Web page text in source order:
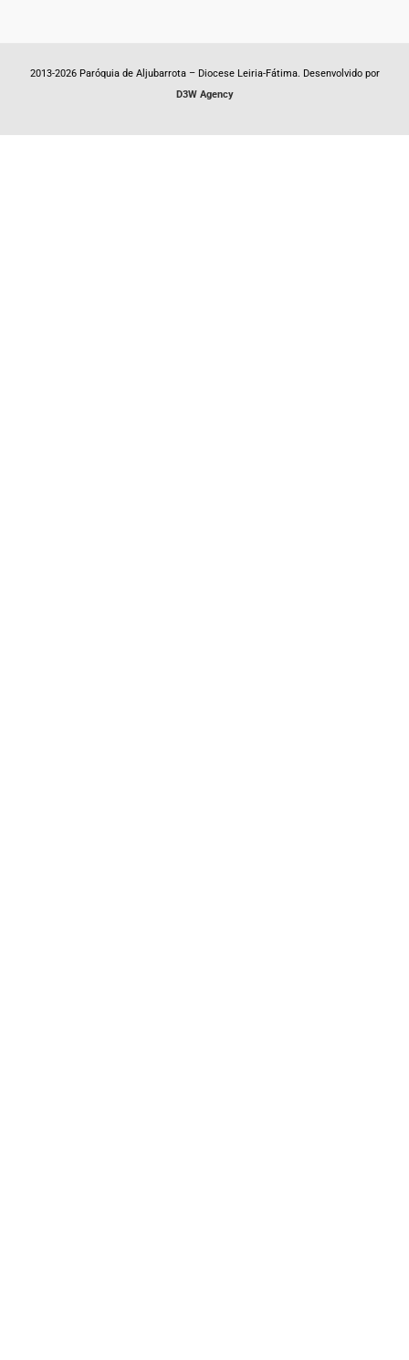
2013-2026 Paróquia de Aljubarrota – Diocese Leiria-Fátima. Desenvolvido por
D3W Agency